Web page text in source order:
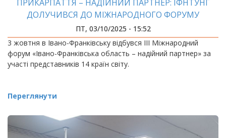
ПРИКАРПАТТЯ – НАДІЙНИЙ ПАРТНЕР: ІФНТУНГ
ДОЛУЧИВСЯ ДО МІЖНАРОДНОГО ФОРУМУ
ПТ, 03/10/2025 - 15:52
3 жовтня в Івано-Франківську відбувся ІІІ Міжнародний
форум «Івано-Франківська область – надійний партнер» за
участі представників 14 країн світу.
Переглянути